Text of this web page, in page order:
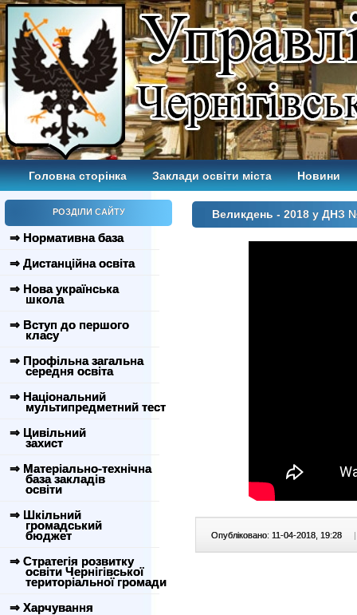
Головна сторінка Заклади освіти міста Новини
РОЗДІЛИ САЙТУ
⇒ Нормативна база
⇒ Дистанційна освіта
⇒ Нова українська
школа
⇒ Вступ до першого
класу
⇒ Профільна загальна
середня освіта
⇒ Національний
мультипредметний тест
⇒ Цивільний
захист
⇒ Матеріально-технічна
база закладів
освіти
⇒ Шкільний
громадський
бюджет
⇒ Стратегія розвитку
освіти Чернігівської
територіальної громади
⇒ Харчування
Великдень - 2018 у ДНЗ
Опубліковано: 11-04-2018, 19:28 |